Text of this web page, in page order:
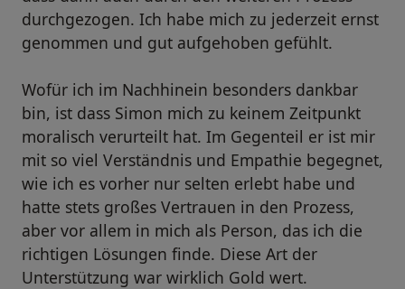
durchgezogen. Ich habe mich zu jederzeit ernst
genommen und gut aufgehoben gefühlt.
Wofür ich im Nachhinein besonders dankbar
bin, ist dass Simon mich zu keinem Zeitpunkt
moralisch verurteilt hat. Im Gegenteil er ist mir
mit so viel Verständnis und Empathie begegnet,
wie ich es vorher nur selten erlebt habe und
hatte stets großes Vertrauen in den Prozess,
aber vor allem in mich als Person, das ich die
richtigen Lösungen finde. Diese Art der
Unterstützung war wirklich Gold wert.